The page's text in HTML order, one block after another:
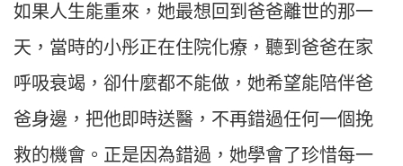
如果人生能重來，她最想回到爸爸離世的那一
天，當時的小彤正在住院化療，聽到爸爸在家
呼吸衰竭，卻什麼都不能做，她希望能陪伴爸
爸身邊，把他即時送醫，不再錯過任何一個挽
救的機會。正是因為錯過，她學會了珍惜每一